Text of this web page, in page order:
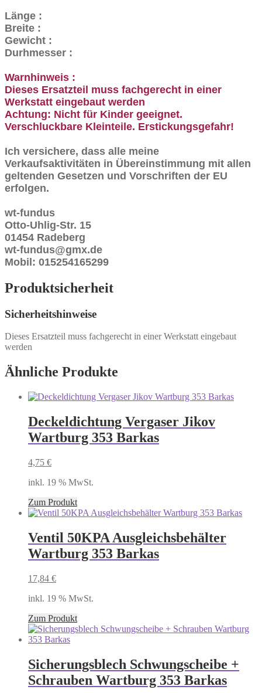
Länge :
Breite :
Gewicht :
Durhmesser :
Warnhinweis :
Dieses Ersatzteil muss fachgerecht in einer
Werkstatt eingebaut werden
Achtung: Nicht für Kinder geeignet.
Verschluckbare Kleinteile. Erstickungsgefahr!
Ich versichere, dass alle meine
Verkaufsaktivitäten in Übereinstimmung mit allen
geltenden Gesetzen und Vorschriften der EU
erfolgen.
wt-fundus
Otto-Uhlig-Str. 15
01454 Radeberg
wt-fundus@gmx.de
Mobil: 015254165299
Produktsicherheit
Sicherheitshinweise
Dieses Ersatzteil muss fachgerecht in einer Werkstatt eingebaut
werden
Ähnliche Produkte
Deckeldichtung Vergaser Jikov
Wartburg 353 Barkas
4,75 €
inkl. 19 % MwSt.
Zum Produkt
Ventil 50KPA Ausgleichsbehälter
Wartburg 353 Barkas
17,84 €
inkl. 19 % MwSt.
Zum Produkt
Sicherungsblech Schwungscheibe +
Schrauben Wartburg 353 Barkas